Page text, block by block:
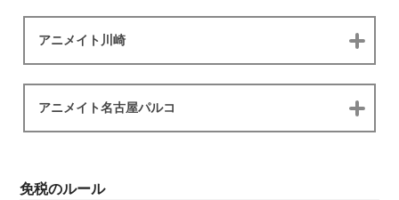
アニメイト川崎
アニメイト名古屋パルコ
免税のルール